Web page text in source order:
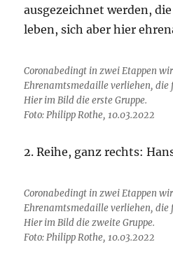
ausgezeichnet werden,
leben, sich aber hier
Coronabedingt in zwei Etappen
Ehrenamtsmedaille verliehen, die
Hier im Bild die erste Gruppe.
Foto: Philipp Rothe, 10.03.2022
2. Reihe, ganz rechts:
Coronabedingt in zwei Etappen
Ehrenamtsmedaille verliehen, die
Hier im Bild die zweite Gruppe.
Foto: Philipp Rothe, 10.03.2022